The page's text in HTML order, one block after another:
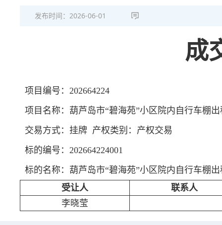
发布时间： 2026-06-01
成
项目编号：202664224
项目名称：葫芦岛市“碧海苑”小区院内自行车棚
交易方式：挂牌 产权类别：产权交易
标的编号：202664224001
标的名称：葫芦岛市“碧海苑”小区院内自行车棚
受让人
联系人
李晓莹